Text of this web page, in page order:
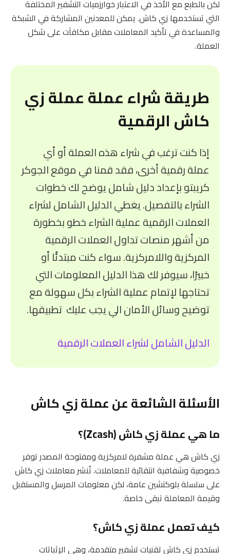
لكن بالطبع مع الأخذ في الاعتبار خوارزميات التشفير المختلفة
التي تستخدمها زي كاش. يمكن للمعدنين المشاركة في الشبكة
والمساعدة في تأكيد المعاملات مقابل مكافآت على شكل
العملة.
طريقة شراء عملة عملة زي
كاش الرقمية
إذا كنت ترغب في شراء هذه العملة أو أي
عملة رقمية أخرى، فقد قمنا في موقع الجوكر
كريبتو بإعداد دليل شامل يوضح لك خطوات
الشراء بالتفصيل. يغطي الدليل الشامل لشراء
العملات الرقمية عملية الشراء خطو بخطورة
من أشهر منصات تداول العملات الرقمية
المركزية واللامركزية. سواء كنت مبتدئًا أو
خبيرًا، سيوفر لك هذا الدليل المعلومات التي
تحتاجها لإتمام عملية الشراء بكل سهولة مع
توضيح وسائل الأمان الي يجب عليك تطبيقها.
الدليل الشامل لشراء العملات الرقمية
الأسئلة الشائعة عن عملة زي كاش
ما هي عملة زي كاش (Zcash)؟
زي كاش هي عملة مشفرة لامركزية ومفتوحة المصدر توفر
خصوصية وشفافية انتقائية للمعاملات. تُنشر معاملات زي كاش
على سلسلة بلوكتشين عامة، لكن معلومات المرسل والمستقبل
وقيمة المعاملة تبقى خاصة.
كيف تعمل عملة زي كاش؟
تستخدم زي كاش تقنيات تشفير متقدمة، وهي الإثباتات